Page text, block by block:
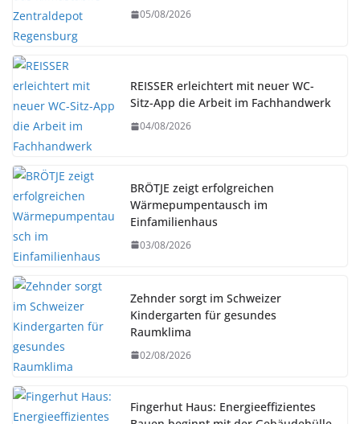
05/08/2026
REISSER erleichtert mit neuer WC-
Sitz-App die Arbeit im Fachhandwerk
04/08/2026
BRÖTJE zeigt erfolgreichen
Wärmepumpentausch im
Einfamilienhaus
03/08/2026
Zehnder sorgt im Schweizer
Kindergarten für gesundes
Raumklima
02/08/2026
Fingerhut Haus: Energieeffizientes